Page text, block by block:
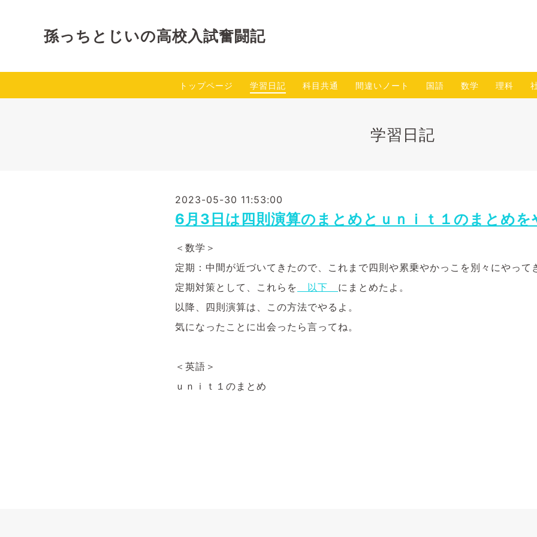
孫っちとじいの高校入試奮闘記
トップページ 学習日記 科目共通 間違いノート 国語 数学 理科
学習日記
2023-05-30 11:53:00
6月3日は四則演算のまとめとｕｎｉｔ１のまとめを
＜数学＞
定期：中間が近づいてきたので、これまで四則や累乗やかっこを別々にやって
定期対策として、これらを 以下 にまとめたよ。
以降、四則演算は、この方法でやるよ。
気になったことに出会ったら言ってね。
＜英語＞
ｕｎｉｔ１のまとめ